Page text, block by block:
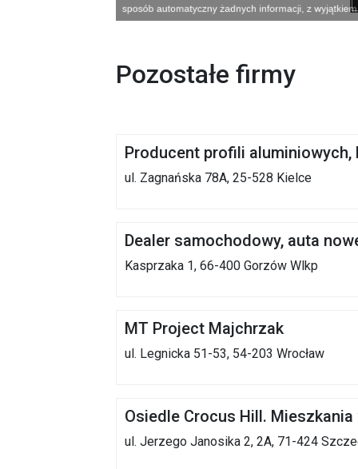
Pozostałe firmy
Producent profili
ul. Zagnańska 78A, 25-528 Kielce
Dealer samochodowy, auta
Kasprzaka 1, 66-400 Gorzów Wlkp
MT Project Majchrzak
ul. Legnicka 51-53, 54-203 Wrocław
Osiedle Crocus Hill.
ul. Jerzego Janosika 2, 2A, 71-424